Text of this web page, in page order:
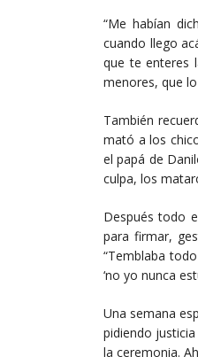
“Me habían
cuando llego
que te enteres
menores, que
También
mató a los
el papá de
culpa, los
Después todo
para firmar,
“Temblaba
‘no yo nunca
Una semana
pidiendo
la ceremonia.